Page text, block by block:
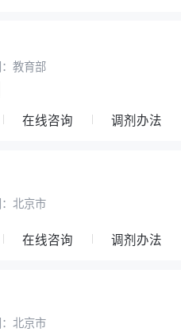
教育部
在线咨询 调剂办法
北京市
在线咨询 调剂办法
北京市